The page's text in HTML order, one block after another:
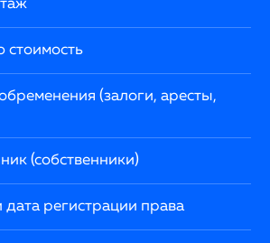
стоимость
(залоги, аресты,
(собственники)
регистрации права